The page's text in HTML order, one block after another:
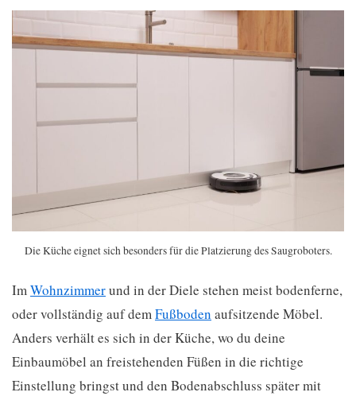
Die Küche eignet sich besonders für die Platzierung des Saugroboters.
ImWohnzimmerund in der Diele stehen meist bodenferne,
oder vollständig auf demFußboden aufsitzende Möbel.
Anders verhält es sich in der Küche, wo du deine
Einbaumöbel an freistehenden Füßen in die richtige
Einstellung bringst und den Bodenabschluss später mit